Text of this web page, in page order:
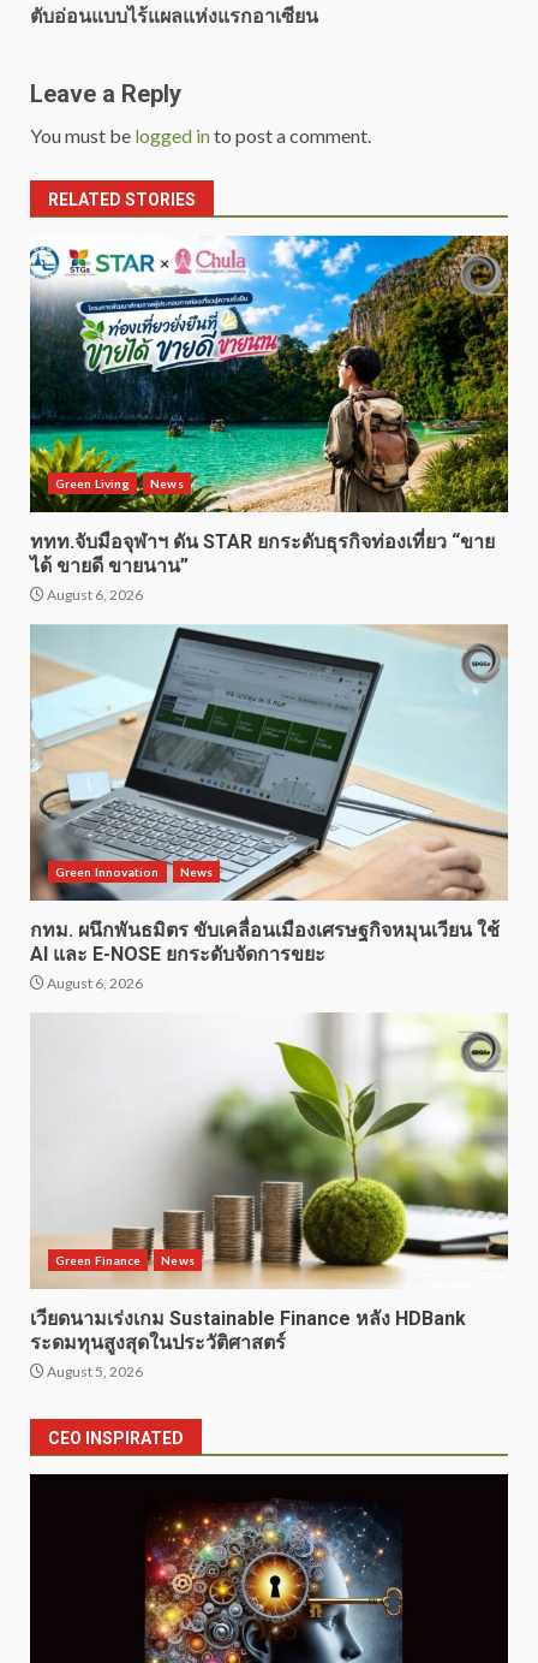
ตับอ่อนแบบไร้แผลแห่งแรกอาเซียน
Leave a Reply
You must be logged into post a comment.
RELATED STORIES
Green Living News
ททท.จับมือจุฬาฯ ดัน STAR ยกระดับธุรกิจท่องเที่ยว “ขาย
ได้ ขายดี ขายนาน”
August 6, 2026
Green Innovation News
กทม. ผนึกพันธมิตร ขับเคลื่อนเมืองเศรษฐกิจหมุนเวียน ใช้
AI และ E-NOSE ยกระดับจัดการขยะ
August 6, 2026
Green Finance News
เวียดนามเร่งเกม Sustainable Finance หลัง HDBank
ระดมทุนสูงสุดในประวัติศาสตร์
August 5, 2026
CEO INSPIRATED